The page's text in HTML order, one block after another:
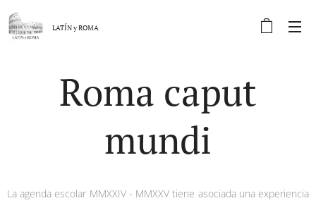
LATÍN yROMA
Roma caput
mundi
La agenda escolar MMXXIV - MMXXV tiene asociada una experiencia